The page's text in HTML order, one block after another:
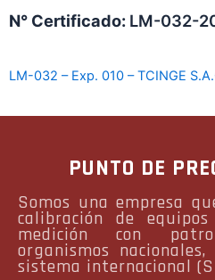
N° Certificado: LM-032-
LM-032 – Exp. 010 – TCINGE
PUNTO DE
Somos una empresa
calibración de
medición con
organismos
sistema internacional